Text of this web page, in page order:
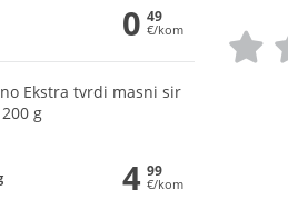
0 49
€/kom
Ekstra tvrdi masni sir
200 g
4 99
€/kom